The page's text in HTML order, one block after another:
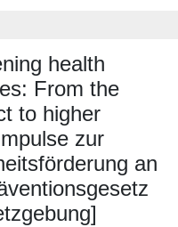
health
From the
to higher
zur
an